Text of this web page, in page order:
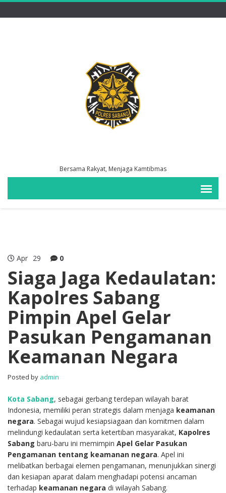
Bersama Rakyat, Menjaga Kamtibmas
Apr 29 0
Siaga Jaga Kedaulatan:
Kapolres Sabang
Pimpin Apel Gelar
Pasukan Pengamanan
Keamanan Negara
Posted by admin
Kota Sabang, sebagai gerbang terdepan wilayah barat
Indonesia, memiliki peran strategis dalam menjaga keamanan
negara. Sebagai wujud kesiapsiagaan dan komitmen dalam
melindungi kedaulatan serta ketertiban masyarakat, Kapolres
Sabang baru-baru ini memimpin Apel Gelar Pasukan
Pengamanan tentang keamanan negara. Apel ini
melibatkan berbagai elemen pengamanan, menunjukkan sinergi
dan kesiapan aparat dalam menghadapi potensi ancaman
terhadap keamanan negara di wilayah Sabang.